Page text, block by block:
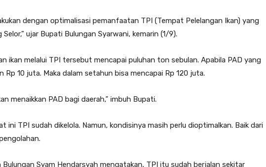
dengan optimalisasi pemanfaatan TPI (Tempat Pelelangan Ikan) yang
ujar Bupati Bulungan Syarwani, kemarin (1/9).
ikan melalui TPI tersebut mencapai puluhan ton sebulan. Apabila PAD yang
Rp 10 juta. Maka dalam setahun bisa mencapai Rp 120 juta.
menaikkan PAD bagi daerah,” imbuh Bupati.
ini TPI sudah dikelola. Namun, kondisinya masih perlu dioptimalkan. Baik dari
Bulungan Syam Hendarsyah mengatakan, TPI itu sudah berjalan sekitar